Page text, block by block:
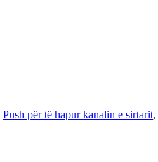
Push për të hapur kanalin e sirtarit,